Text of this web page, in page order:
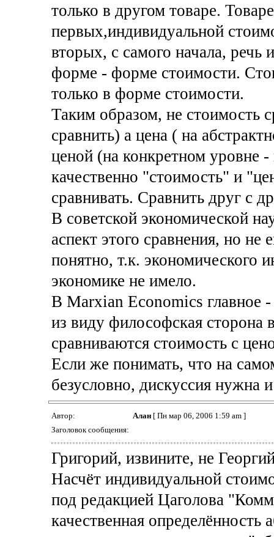
только в другом товаре.
первых,индивидуальной
вторых, с самого начала, речь
форме - форме стоимости.
только в форме стоимости.
Таким образом, не стоимость
сравнить) а цена ( на
ценой (на конкретном уровне
качественно "стоимость" и
сравнивать. Сравнить друг с
В советской экономической
аспект этого сравнения, но не
понятно, т.к. экономического
экономике не имело.
В Marxian Economics главное -
из виду философская сторона
сравниваются стоимость с
Если же понимать, что на
безусловно, дискуссия нужна
Автор: Алан[ Пн мар 06, 2006 1:59 am ]
Заголовок сообщения:
Григорий, извините, не
Насчёт индивидуальной
под редакцией Цаголова
качественная определённость